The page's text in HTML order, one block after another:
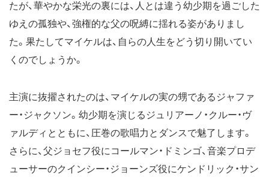
たが、華やかな栄光の裏には、人とは違う幼少期を過ごした
ゆえの孤独や、強権的な父の呪縛に揺れる姿がありまし
た。果たしてマイケルは、自らの人生をどう切り開いてい
くのでしょうか。
主演に抜擢されたのは、マイケルの実の甥であるジャファ
ー・ジャクソン。幼少期を演じるジュリアーノ・クルー・ヴ
ァルディとともに、圧巻の歌唱力とダンスで魅了します。
さらに、父ジョセフ役にコールマン・ドミンゴ、音楽プロデ
ューサーのクインシー・ジョーンズ役にケンドリック・サン